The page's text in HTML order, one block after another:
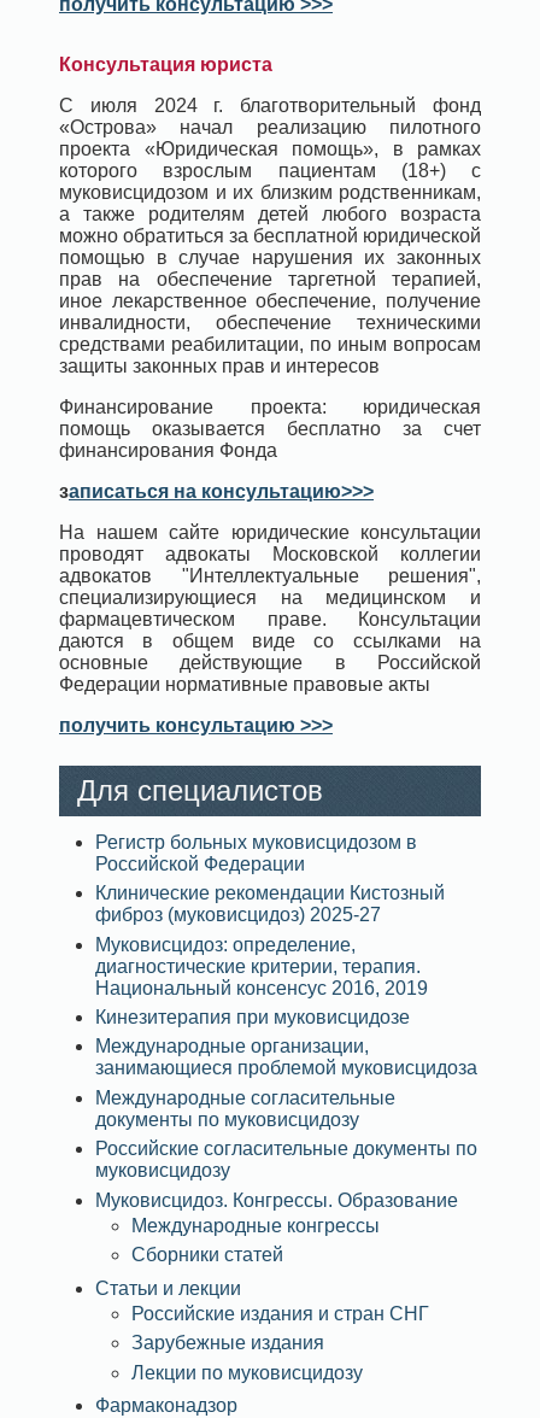
Консультация юриста
С июля 2024 г. благотворительный фонд
«Острова» начал реализацию пилотного
проекта «Юридическая помощь», в рамках
которого взрослым пациентам (18+) с
муковисцидозом и их близким родственникам,
а также родителям детей любого возраста
можно обратиться за бесплатной юридической
помощью в случае нарушения их законных
прав на обеспечение таргетной терапией,
иное лекарственное обеспечение, получение
инвалидности, обеспечение техническими
средствами реабилитации, по иным вопросам
защиты законных прав и интересов
Финансирование проекта: юридическая
помощь оказывается бесплатно за счет
финансирования Фонда
записаться на консультацию>>>
На нашем сайте юридические консультации
проводят адвокаты Московской коллегии
адвокатов "Интеллектуальные решения",
специализирующиеся на медицинском и
фармацевтическом праве. Консультации
даются в общем виде со ссылками на
основные действующие в Российской
Федерации нормативные правовые акты
получить консультацию >>>
Для специалистов
Регистр больных муковисцидозом в
Российской Федерации
Клинические рекомендации Кистозный
фиброз (муковисцидоз) 2025-27
Муковисцидоз: определение,
диагностические критерии, терапия.
Национальный консенсус 2016, 2019
Кинезитерапия при муковисцидозе
Международные организации,
занимающиеся проблемой муковисцидоза
Международные согласительные
документы по муковисцидозу
Российские согласительные документы по
муковисцидозу
Муковисцидоз. Конгрессы. Образование
Международные конгрессы
Сборники статей
Статьи и лекции
Российские издания и стран СНГ
Зарубежные издания
Лекции по муковисцидозу
Фармаконадзор